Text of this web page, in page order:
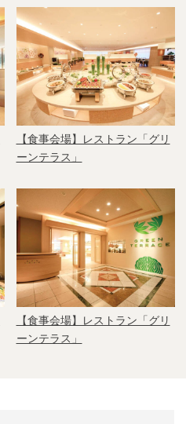
【食事会場】レストラン「グリ
ーンテラス」
【食事会場】レストラン「グリ
ーンテラス」